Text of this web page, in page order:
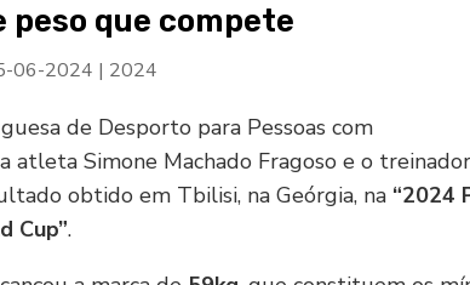
peso que compete
06-2024 | 2024
de Desporto para Pessoas com
atleta Simone Machado Fragoso e o
obtido em Tbilisi, na Geórgia, na“2024
Cup”.